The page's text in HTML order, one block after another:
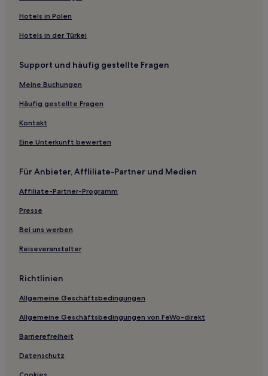
Vajnory: Hotels
Ružinov: Hotels
Hotels nahe Tehelne Pole Stadion
Malý Biel: Hotels
Hotels nahe Peugeot Arena
Hotels nahe TIPOS Arena
Častá Hotels
Bezirk Pezinok: Hotels
Kaplna Hotels
Píla Hotels
Most pri Bratislave Hotels
Vrakuňa: Hotels
Nový Svet Hotels
Dubová Hotels
Hotels nahe Avion Einkaufspark
Entenberg Hotels
Nivy: Hotels
Nové Mesto: Hotels
Hotels in Polen
Hotels in der Türkei
Support und häufig gestellte Fragen
Meine Buchungen
Häufig gestellte Fragen
Kontakt
Eine Unterkunft bewerten
Für Anbieter, Affliliate-Partner und Medien
Affiliate-Partner-Programm
Presse
Bei uns werben
Reiseveranstalter
Richtlinien
Allgemeine Geschäftsbedingungen
Allgemeine Geschäftsbedingungen von FeWo-direkt
Barrierefreiheit
Datenschutz